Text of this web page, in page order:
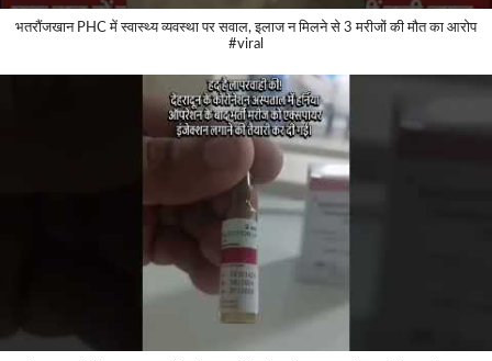
भतरौंजखान PHC में स्वास्थ्य व्यवस्था पर सवाल, इलाज न मिलने से 3 मरीजों की मौत का आरोप
#viral